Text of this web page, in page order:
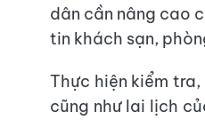
dân cần nâng cao
tin khách sạn,
Thực hiện kiểm
cũng như lai lịch